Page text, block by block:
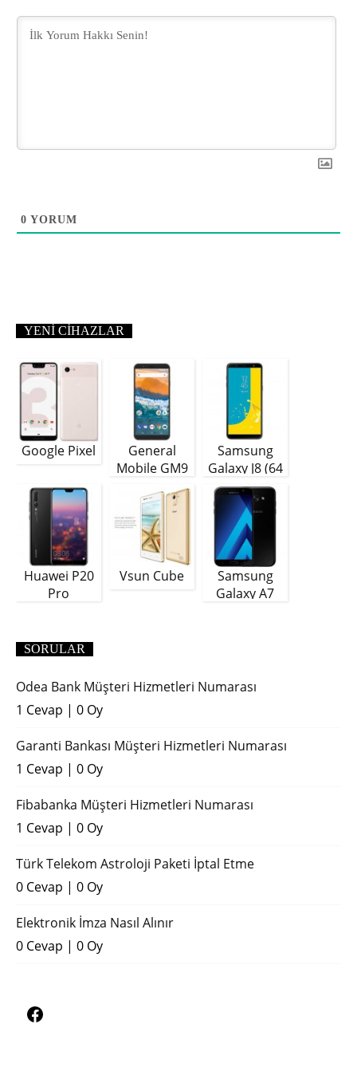
0 YORUM
YENI CIHAZLAR
Google Pixel
General
Mobile GM9
Samsung
Galaxy J8 (64
GB)
Huawei P20
Pro
Vsun Cube
Samsung
Galaxy A7
SORULAR
Odea Bank Müşteri Hizmetleri Numarası
1 Cevap | 0 Oy
Garanti Bankası Müşteri Hizmetleri Numarası
1 Cevap | 0 Oy
Fibabanka Müşteri Hizmetleri Numarası
1 Cevap | 0 Oy
Türk Telekom Astroloji Paketi İptal Etme
0 Cevap | 0 Oy
Elektronik İmza Nasıl Alınır
0 Cevap | 0 Oy